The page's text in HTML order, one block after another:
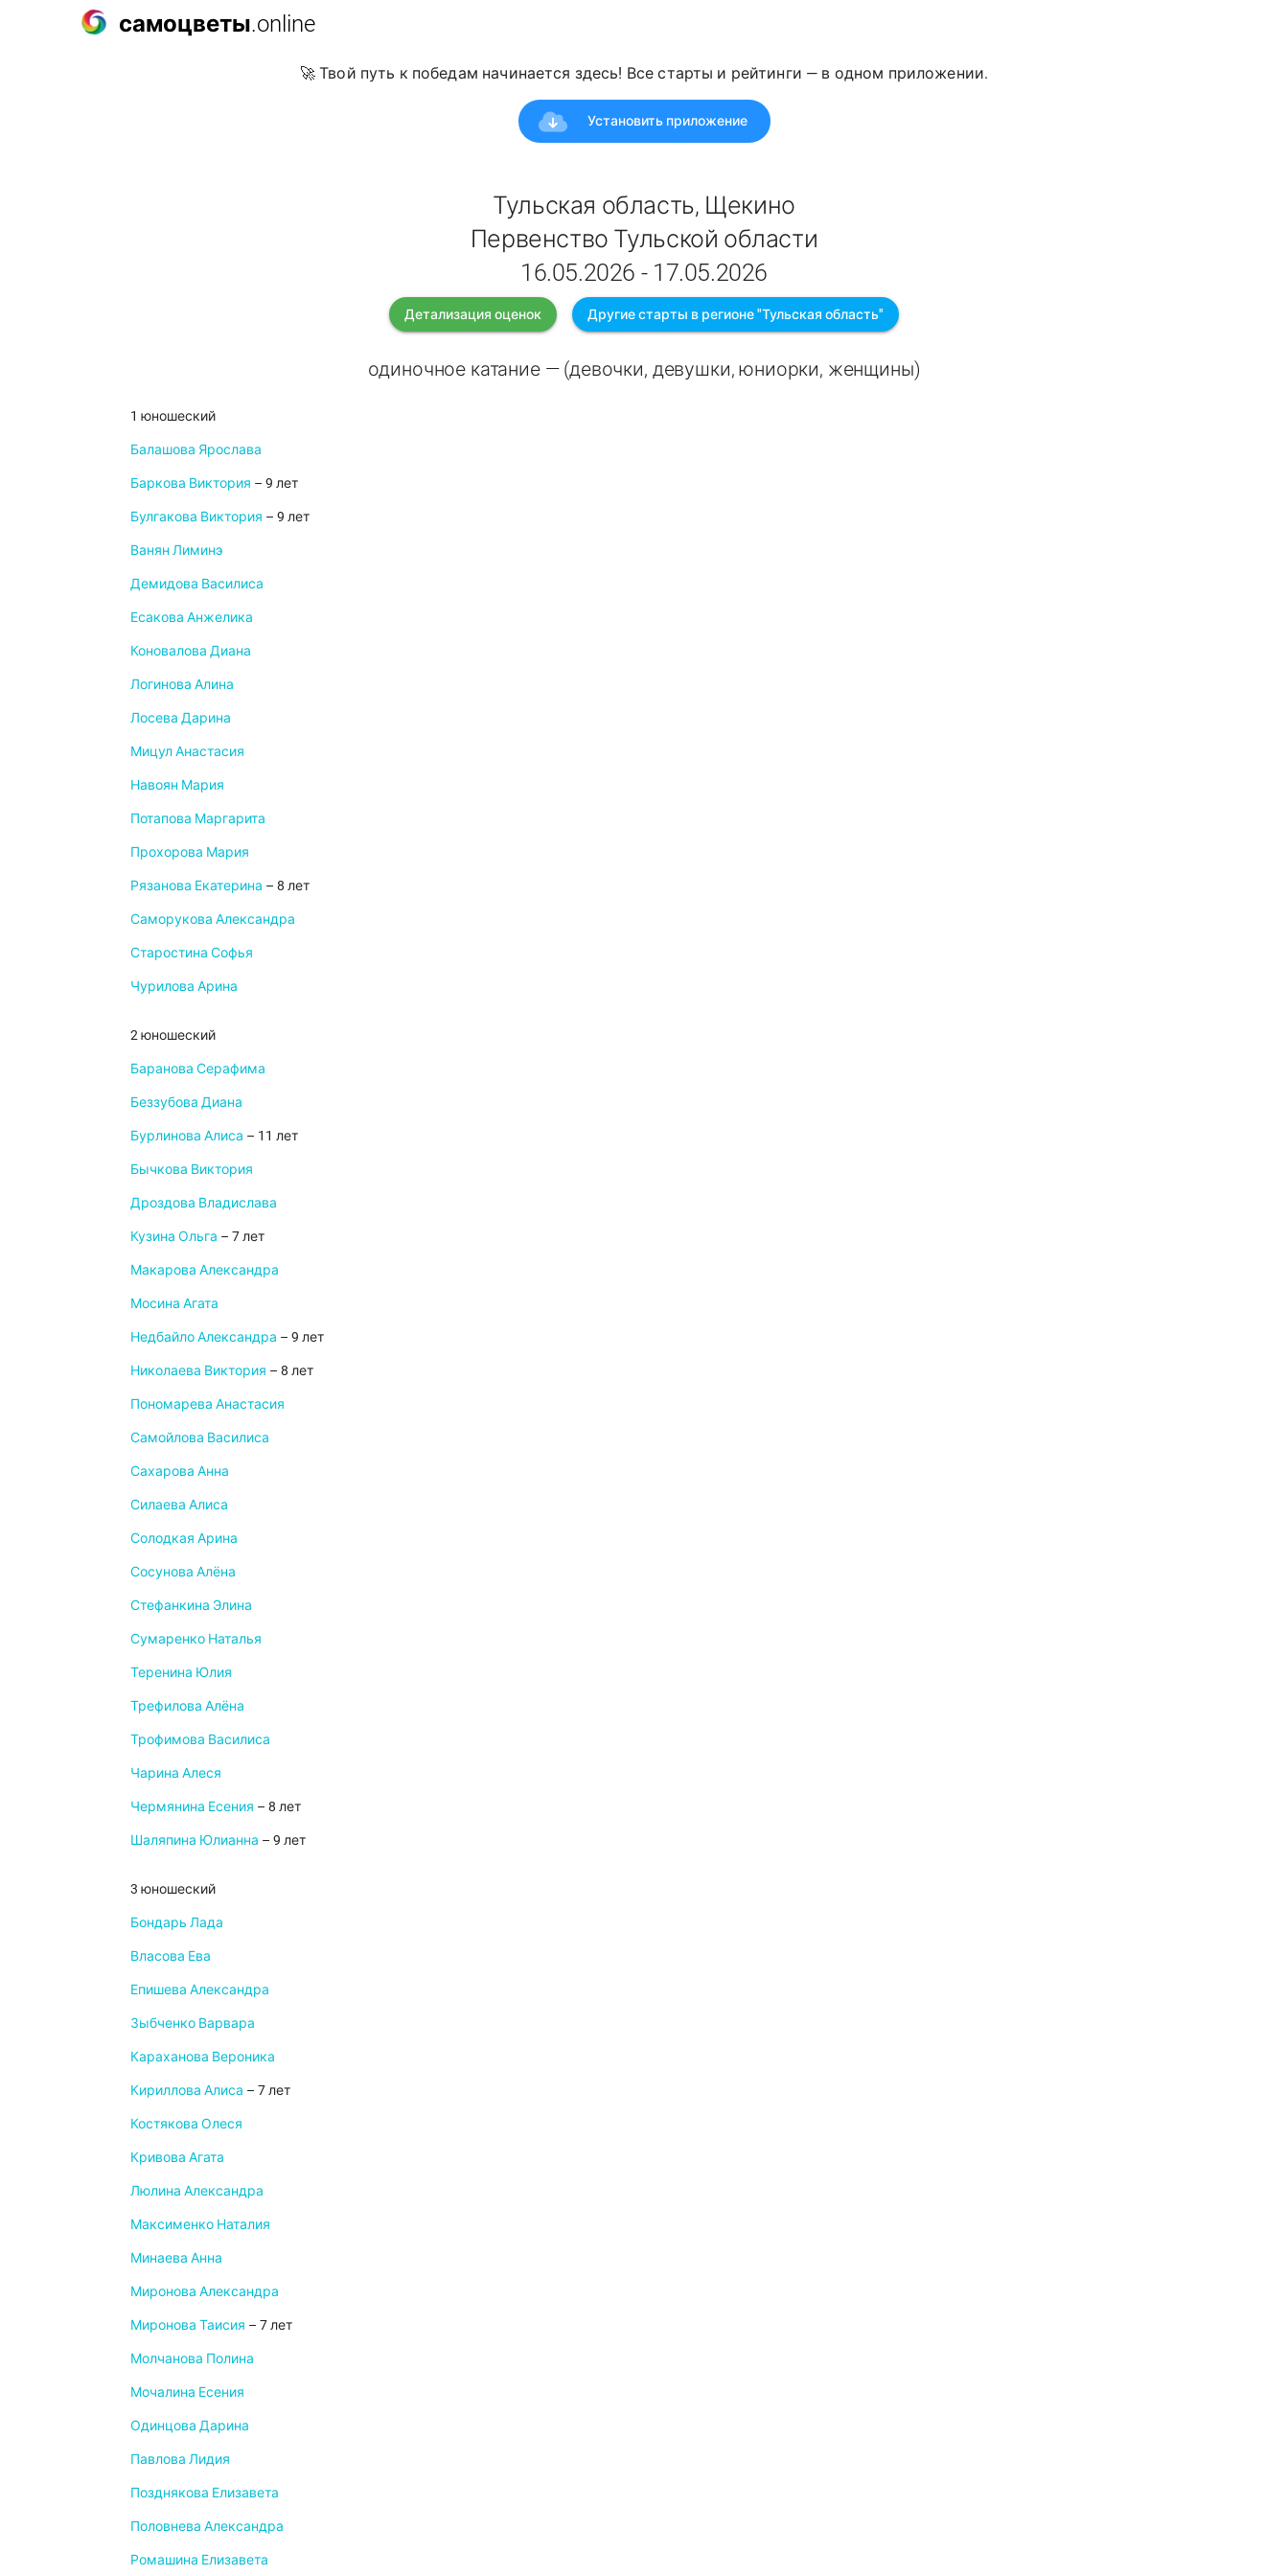
самоцветы.online
🚀 Твой путь к победам начинается здесь! Все старты и рейтинги — в одном приложении.
Установить приложение
Тульская область, Щекино
Первенство Тульской области
16.05.2026 - 17.05.2026
Детализация оценок Другие старты в регионе "Тульская область"
одиночное катание — (девочки, девушки, юниорки, женщины)
1 юношеский
Балашова Ярослава
Баркова Виктория – 9 лет
Булгакова Виктория – 9 лет
Ванян Лиминэ
Демидова Василиса
Есакова Анжелика
Коновалова Диана
Логинова Алина
Лосева Дарина
Мицул Анастасия
Навоян Мария
Потапова Маргарита
Прохорова Мария
Рязанова Екатерина – 8 лет
Саморукова Александра
Старостина Софья
Чурилова Арина
2 юношеский
Баранова Серафима
Беззубова Диана
Бурлинова Алиса – 11 лет
Бычкова Виктория
Дроздова Владислава
Кузина Ольга – 7 лет
Макарова Александра
Мосина Агата
Недбайло Александра – 9 лет
Николаева Виктория – 8 лет
Пономарева Анастасия
Самойлова Василиса
Сахарова Анна
Силаева Алиса
Солодкая Арина
Сосунова Алёна
Стефанкина Элина
Сумаренко Наталья
Теренина Юлия
Трефилова Алёна
Трофимова Василиса
Чарина Алеся
Чермянина Есения – 8 лет
Шаляпина Юлианна – 9 лет
3 юношеский
Бондарь Лада
Власова Ева
Епишева Александра
Зыбченко Варвара
Караханова Вероника
Кириллова Алиса – 7 лет
Костякова Олеся
Кривова Агата
Люлина Александра
Максименко Наталия
Минаева Анна
Миронова Александра
Миронова Таисия – 7 лет
Молчанова Полина
Мочалина Есения
Одинцова Дарина
Павлова Лидия
Позднякова Елизавета
Половнева Александра
Ромашина Елизавета